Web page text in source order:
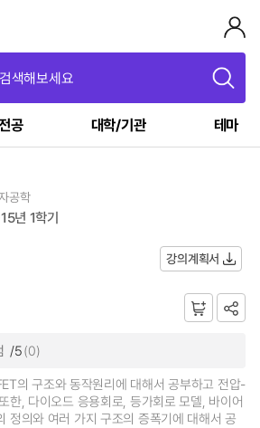
색해보세요
공 대학/기관 테마
공학
년 1학기
강의계획서
/5(0)
의 구조와 동작원리에 대해서 공부하고 전압-
한, 다이오드 응용회로, 등가회로 모델, 바이어
정의와 여러 가지 구조의 증폭기에 대해서 공